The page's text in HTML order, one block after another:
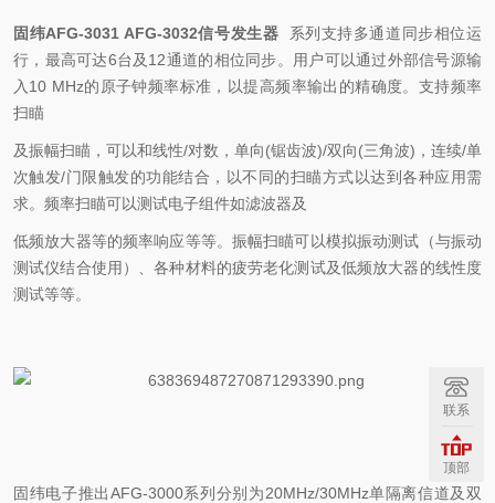
固纬AFG-3031 AFG-3032信号发生器 系列支持多通道同步相位运
行，最高可达6台及12通道的相位同步。用户可以通过外部信号源输
入10 MHz的原子钟频率标准，以提高频率输出的精确度。支持频率
扫瞄
及振幅扫瞄，可以和线性/对数，单向(锯齿波)/双向(三角波)，连续/单
次触发/门限触发的功能结合，以不同的扫瞄方式以达到各种应用需
求。频率扫瞄可以测试电子组件如滤波器及
低频放大器等的频率响应等等。振幅扫瞄可以模拟振动测试（与振动
测试仪结合使用）、各种材料的疲劳老化测试及低频放大器的线性度
测试等等。
固纬电子推出AFG-3000系列分别为20MHz/30MHz单隔离信道及双
联系
顶部